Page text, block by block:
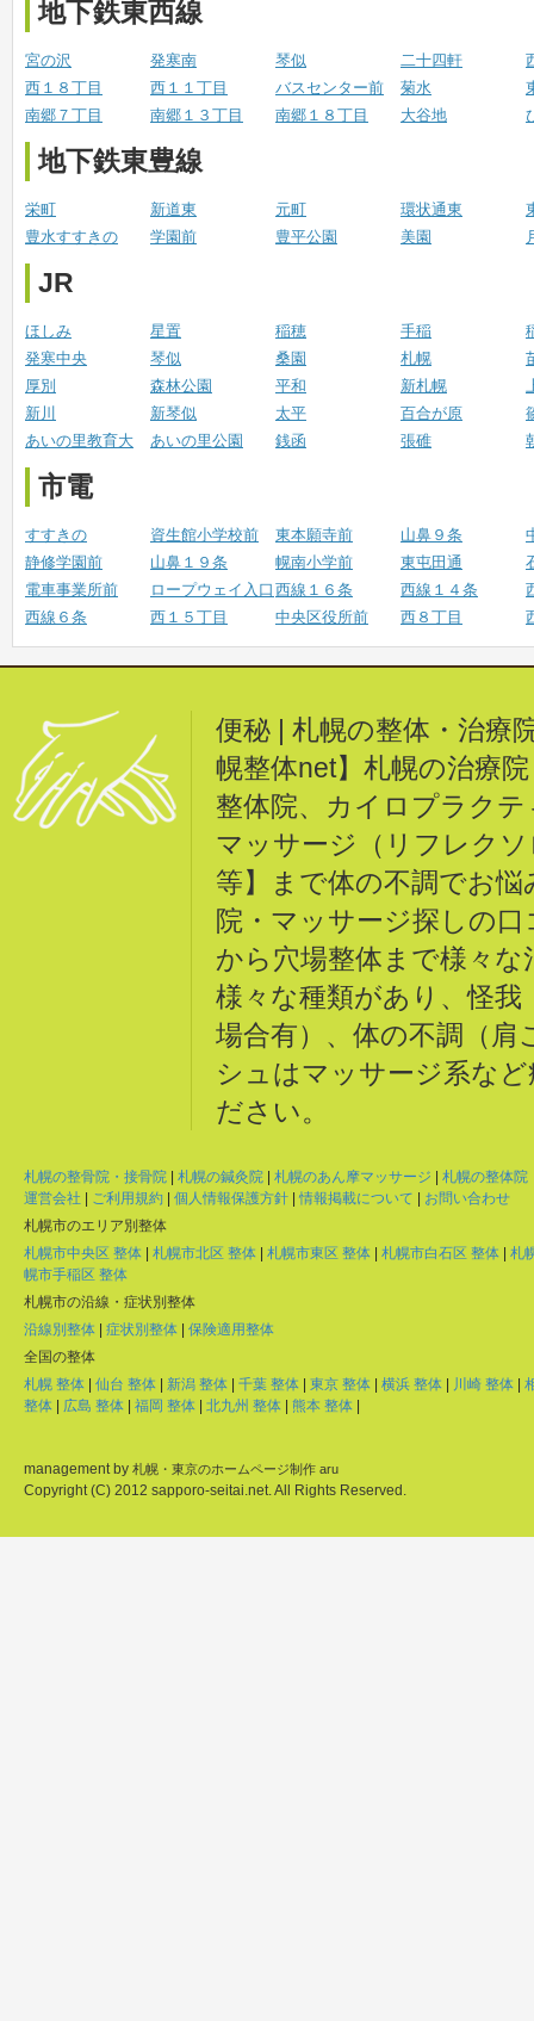
地下鉄東西線
宮の沢 発寒南 琴似 二十四軒
西１８丁目
西１１丁目 バスセンター前 菊水
南郷７丁目
南郷１３丁目 南郷１８丁目 大谷地
地下鉄東豊線
栄町 新道東 元町 環状通東
豊水すすきの
学園前 豊平公園 美園
JR
ほしみ 星置 稲穂 手稲
発寒中央
琴似 桑園 札幌
厚別
森林公園 平和 新札幌
新川
新琴似 太平 百合が原
あいの里教育大
あいの里公園 銭函 張碓
市電
すすきの 資生館小学校前 東本願寺前 山鼻９条
静修学園前
山鼻１９条 幌南小学前 東屯田通
電車事業所前
ロープウェイ入口 西線１６条 西線１４条
西線６条
西１５丁目 中央区役所前 西８丁目
便秘 | 札幌の整体・治療
幌整体net】札幌の治療
整体院、カイロプラク
マッサージ（リフレク
等】まで体の不調でお
院・マッサージ探しの
から穴場整体まで様々
様々な種類があり、怪我
場合有）、体の不調（
シュはマッサージ系な
ださい。
札幌の整骨院・接骨院 | 札幌の鍼灸院 | 札幌のあん摩マッサージ | 札幌の整体院
運営会社 | ご利用規約 | 個人情報保護方針 | 情報掲載について | お問い合わせ
札幌市のエリア別整体
札幌市中央区 整体 | 札幌市北区 整体 | 札幌市東区 整体 | 札幌市白石区 整体 | 札
幌市手稲区 整体
札幌市の沿線・症状別整体
沿線別整体 | 症状別整体 | 保険適用整体
全国の整体
札幌 整体 | 仙台 整体 | 新潟 整体 | 千葉 整体 | 東京 整体 | 横浜 整体 | 川崎 整体 |
整体 | 広島 整体 | 福岡 整体 | 北九州 整体 | 熊本 整体 |
management by 札幌・東京のホームページ制作 aru
Copyright (C) 2012 sapporo-seitai.net. All Rights Reserved.